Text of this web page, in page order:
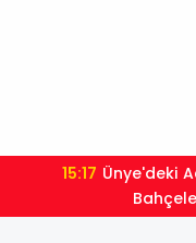
15:17